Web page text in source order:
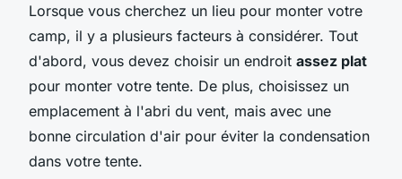
Lorsque vous cherchez un lieu pour monter votre
camp, il y a plusieurs facteurs à considérer. Tout
d'abord, vous devez choisir un endroit assez plat
pour monter votre tente. De plus, choisissez un
emplacement à l'abri du vent, mais avec une
bonne circulation d'air pour éviter la condensation
dans votre tente.